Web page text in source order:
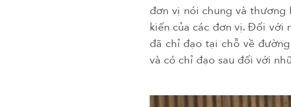
đơn vị nói chung và thương
kiến của các đơn vị. Đối với
đã chỉ đạo tại chỗ về
và có chỉ đạo sau đối với